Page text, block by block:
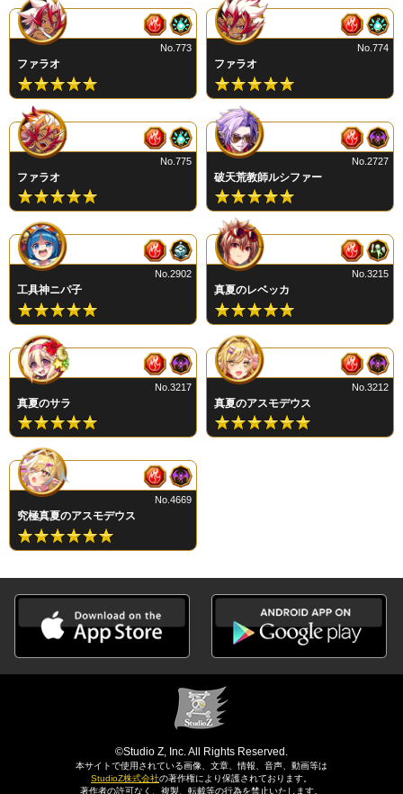
ファラオ
No.773
ファラオ
No.774
ファラオ
No.775
破天荒教師ルシファー
No.2727
工具神ニパ子
No.2902
真夏のレベッカ
No.3215
真夏のサラ
No.3217
真夏のアスモデウス
No.3212
究極真夏のアスモデウス
No.4669
©Studio Z, Inc. All Rights Reserved.
本サイトで使用されている画像、文章、情報、音声、動画等は
StudioZ株式会社の著作権により保護されております。
著作者の許可なく、複製、転載等の行為を禁止いたします。